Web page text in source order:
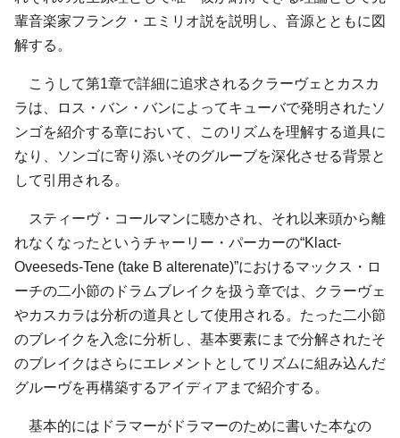
輩音楽家フランク・エミリオ説を説明し、音源とともに図
解する。
こうして第1章で詳細に追求されるクラーヴェとカスカ
ラは、
ロス・バン・バンによってキューバで発明されたソ
ンゴを紹介する章において、このリズムを理解する道具に
なり、ソンゴに寄り添いそのグルーブを深化させる背景と
して引用される。
スティーヴ・コールマンに聴かされ、それ以来頭から離
れなくなったという チャーリー・パーカーの“Klact-
Oveeseds-Tene (take B alterenate)”におけるマックス・ロ
ーチの二小節のドラムブレイクを扱う章では、クラーヴェ
やカスカラは分析の道具として使用される。たった二小節
のブレイクを入念に分析し、基本要素にまで分解されたそ
のブレイクはさらにエレメントとしてリズムに組み込んだ
グルーヴを再構築するアイディアまで紹介する。
基本的にはドラマーがドラマーのために書いた本なの